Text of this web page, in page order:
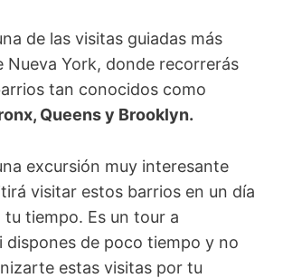
de las visitas guiadas más
Nueva York, donde recorrerás
tan conocidos como
Queens y Brooklyn.
excursión muy interesante
visitar estos barrios en un día
tiempo. Es un tour a
dispones de poco tiempo y no
estas visitas por tu